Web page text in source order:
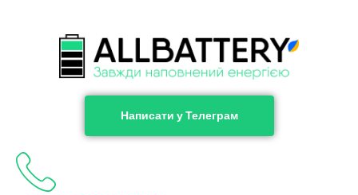
Написати у Телеграм